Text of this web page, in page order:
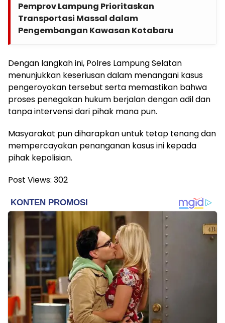
Pemprov Lampung Prioritaskan
Transportasi Massal dalam
Pengembangan Kawasan Kotabaru
Dengan langkah ini, Polres Lampung Selatan
menunjukkan keseriusan dalam menangani kasus
pengeroyokan tersebut serta memastikan bahwa
proses penegakan hukum berjalan dengan adil dan
tanpa intervensi dari pihak mana pun.
Masyarakat pun diharapkan untuk tetap tenang dan
mempercayakan penanganan kasus ini kepada
pihak kepolisian.
Post Views: 302